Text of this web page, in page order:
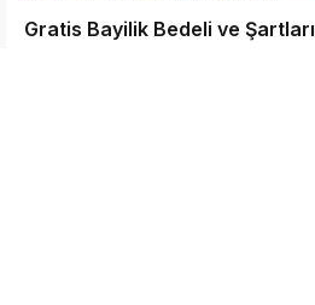
Gratis Bayilik Bedeli ve Şartları